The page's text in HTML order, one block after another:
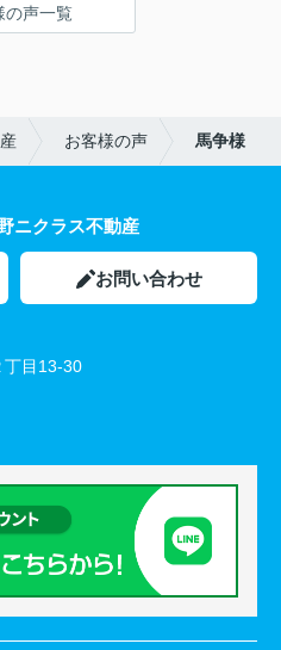
の声一覧
お客様の声 馬争様
ニクラス不動産
お問い合わせ
丁目13-30